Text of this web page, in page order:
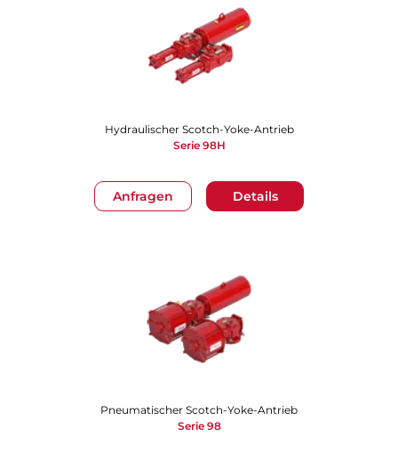
Anfragen Details
Hydraulischer Scotch-Yoke-Antrieb
Serie 98H
Pneumatischer Scotch-Yoke-Antrieb
Serie 98